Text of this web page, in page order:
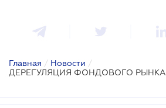
Главная / Новости /
ДЕРЕГУЛЯЦИЯ ФОНДОВОГО РЫНКА